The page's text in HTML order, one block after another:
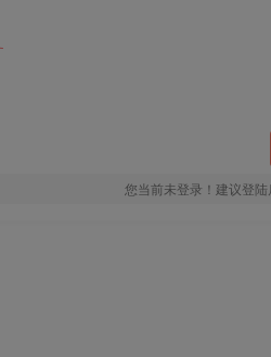
您当前未登录！建议登